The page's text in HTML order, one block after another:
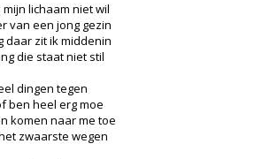
lichaam niet wil
van een jong gezin
daar zit ik middenin
die staat niet stil
dingen tegen
ben heel erg moe
komen naar me toe
zwaarste wegen